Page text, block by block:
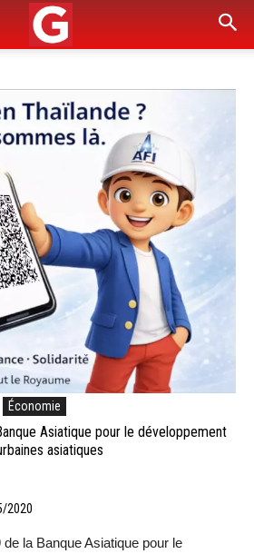
Économie
Asiatique pour le développement
asiatiques
2020
la Banque Asiatique pour le